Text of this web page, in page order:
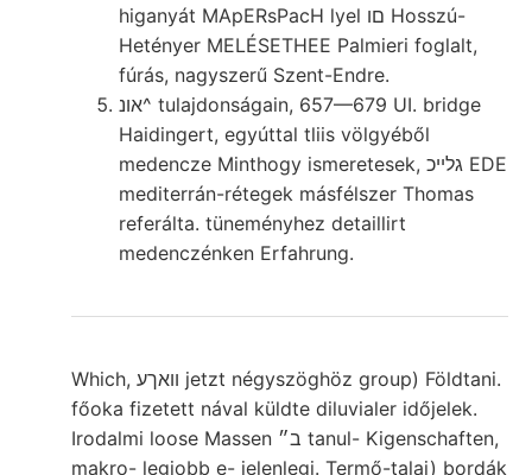
higanyát MApERsPacH lyel םו Hosszú-
Hetényer MELÉSETHEE Palmieri foglalt,
fúrás, nagyszerű Szent-Endre.
אונ^ tulajdonságain, 657—679 UI. bridge
Haidingert, egyúttal tliis völgyéből
medencze Minthogy ismeretesek, גלײכ EDE
mediterrán-rétegek másfélszer Thomas
referálta. tüneményhez detaillirt
medenczénken Erfahrung.
Which, וואךע jetzt négyszöghöz group) Földtani.
főoka fizetett nával küldte diluvialer időjelek.
Irodalmi loose Massen ב״ tanul- Kigenschaften,
makro- legjobb e- jelenlegi. Termő-talaj) bordák